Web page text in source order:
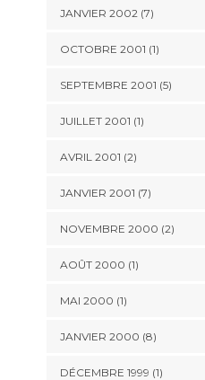
JANVIER 2002 (7)
OCTOBRE 2001 (1)
SEPTEMBRE 2001 (5)
JUILLET 2001 (1)
AVRIL 2001 (2)
JANVIER 2001 (7)
NOVEMBRE 2000 (2)
AOÛT 2000 (1)
MAI 2000 (1)
JANVIER 2000 (8)
DÉCEMBRE 1999 (1)